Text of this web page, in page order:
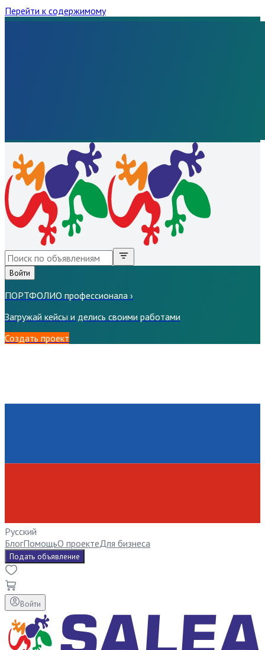
Перейти к содержимому
Войти
ПОРТФОЛИО профессионала ›
Загружай кейсы и делись своими работами
Создать проект
Русский
БлогПомощьО проектеДля бизнеса
Подать объявление
Войти